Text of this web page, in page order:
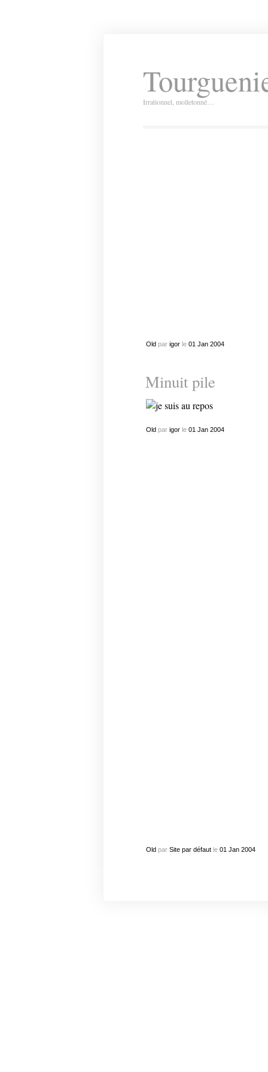
Irrationnel, molletonné…
Oldpar igorle 01 Jan 2004
Minuit pile
Oldpar igorle 01 Jan 2004
Oldpar Site par défautle 01 Jan 2004